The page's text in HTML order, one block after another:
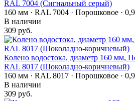
RAL 7004 (Сигнальный серый)
160 мм · RAL 7004 · Порошковое ·
В наличии
309 руб.
Колено водостока, диаметр 160 мм,
RAL 8017 (Шоколадно-коричневый)
160 мм · RAL 8017 · Порошковое ·
В наличии
309 руб.